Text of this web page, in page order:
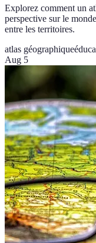
Explorez comment un
perspective sur le
entre les territoires.
atlas géographique
Aug 5